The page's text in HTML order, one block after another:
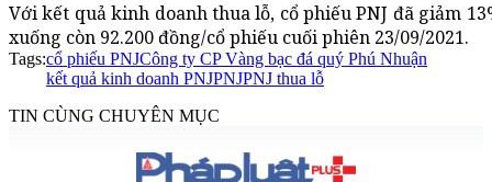
Với kết quả kinh doanh thua lỗ, cổ phiếu PNJ đã giảm
xuống còn 92.200 đồng/cổ phiếu cuối phiên 23/09/2021.
Tags:cổ phiếu PNJCông ty CP Vàng bạc đá quý Phú Nhuận
kết quả kinh doanh PNJPNJPNJ thua lỗ
TIN CÙNG CHUYÊN MỤC